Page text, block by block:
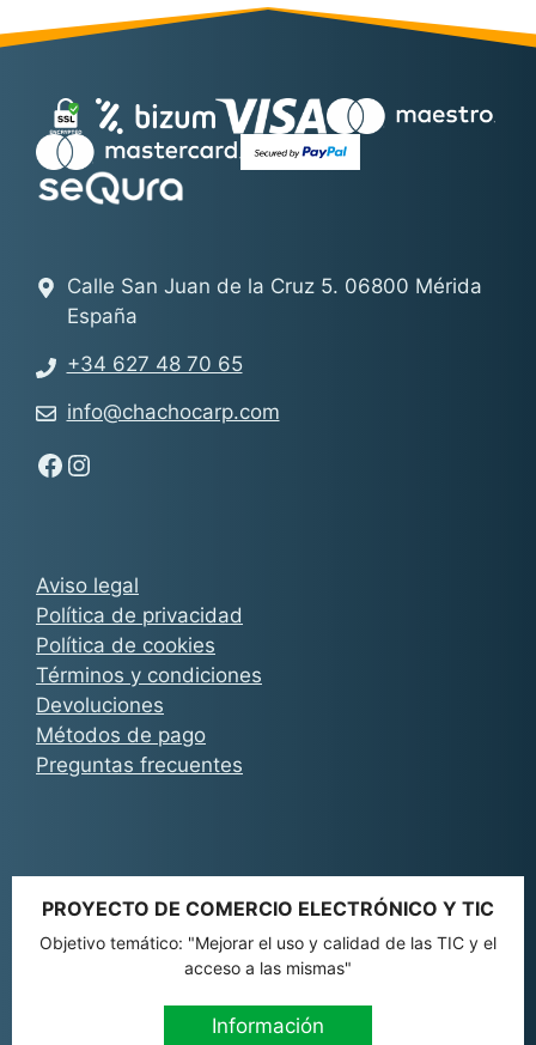
Aviso legal
Política de privacidad
Política de cookies
Términos y condiciones
Devoluciones
Métodos de pago
Preguntas frecuentes
Calle San Juan de la Cruz 5. 06800 Mérida
España
+34 627 48 70 65
info@chachocarp.com
Síguenos en Facebook - Chachocarp
Síguenos en Instagram - Chachocarp
PROYECTO DE COMERCIO ELECTRÓNICO Y TIC
Objetivo temático: "Mejorar el uso y calidad de las TIC y el
acceso a las mismas"
Información